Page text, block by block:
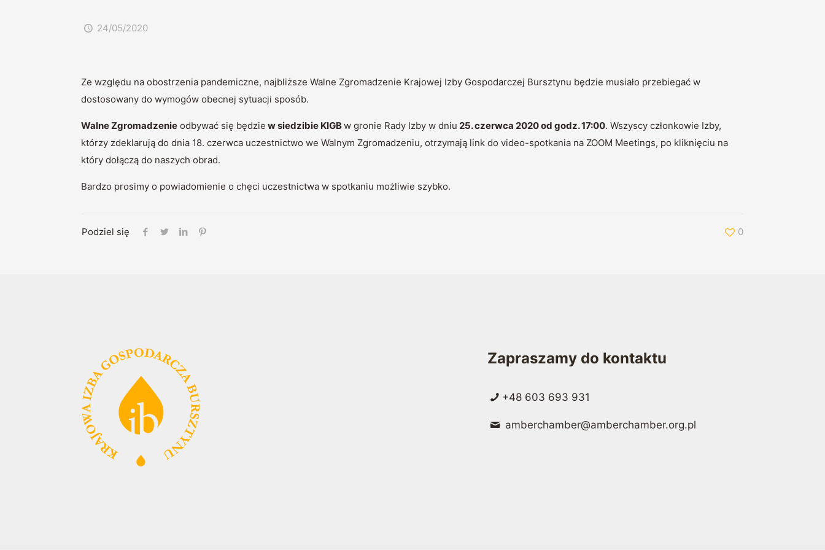
24/05/2020
Ze względu na obostrzenia pandemiczne, najbliższe Walne Zgromadzenie Krajowej Izby Gospodarczej Bursztynu będzie musiało przebiegać w
dostosowany do wymogów obecnej sytuacji sposób.
Walne Zgromadzenie odbywać się będzie w siedzibie KIGBw gronie Rady Izby w dniu 25. czerwca 2020 od godz. 17:00. Wszyscy członkowie Izby,
którzy zdeklarują do dnia 18. czerwca uczestnictwo we Walnym Zgromadzeniu, otrzymają link do video-spotkania na ZOOM Meetings, po kliknięciu na
który dołączą do naszych obrad.
Bardzo prosimy o powiadomienie o chęci uczestnictwa w spotkaniu możliwie szybko.
Podziel się 0
Zapraszamy do kontaktu
+48 603 693 931
amberchamber@amberchamber.org.pl